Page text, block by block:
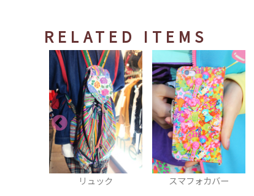
RELATED ITEMS
スマフォカバー マスコットキーホルダ
ー